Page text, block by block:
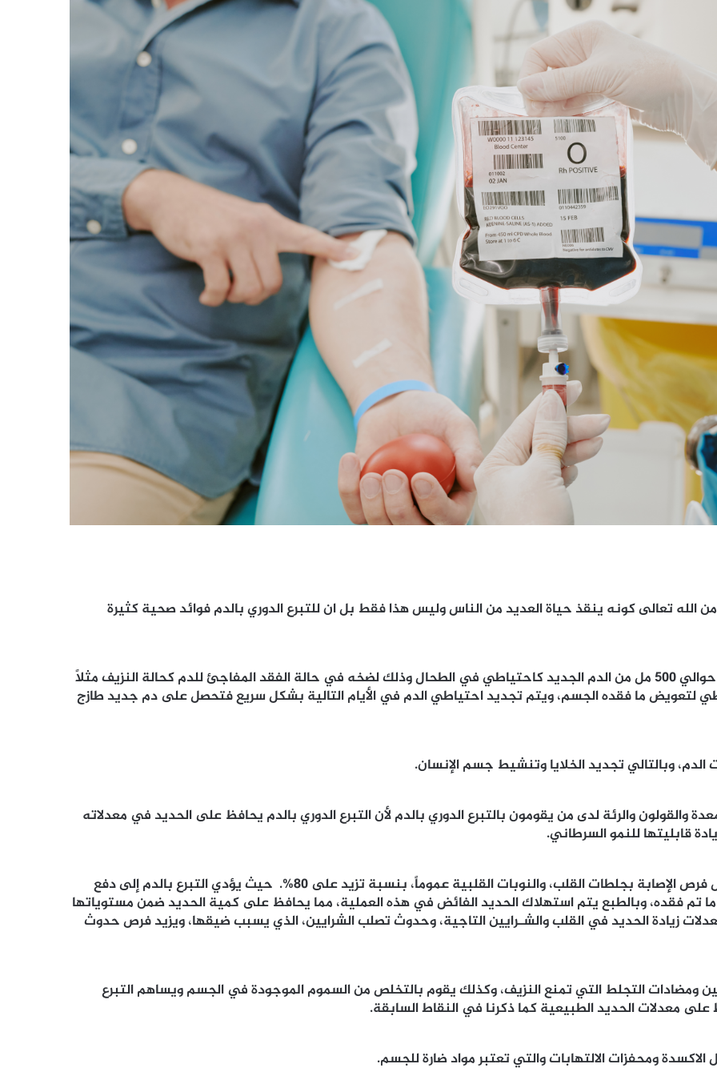
من الله تعالى كونه ينقذ حياة العديد من الناس وليس هذا فقط بل ان للتبرع الدوري بالدم فوائد صحية كثيرة
عمر كريات الدم الحمراء 120 يوماً فقط ويخزن الجسم حوالي 500 مل من الدم الجديد كاحتياطي في الطحال وذلك لضخه في حالة الفقد المفاجئ للدم كحالة النزيف مثلاً
لتعويض ما فقده الجسم، ويتم تجديد احتياطي الدم في الأيام التالية بشكل سريع فتحصل على دم جديد طازج
وبالتالي تجديد الخلايا وتنشيط جسم الإنسان.
والقولون والرئة لدى من يقومون بالتبرع الدوري بالدم لأن التبرع الدوري بالدم يحافظ على الحديد في معدلاته
قابليتها للنمو السرطاني.
أن التبرع بالدم لمرة واحدة في العام على الأقل، يقلل فرص الإصابة بجلطات القلب، والنوبات القلبية عموماً، بنسبة تزيد على 80%. حيث يؤدي التبرع بالدم إلى دفع
تم فقده، وبالطبع يتم استهلاك الحديد الفائض في هذه العملية، مما يحافظ على كمية الحديد ضمن مستوياتها
زيادة الحديد في القلب والشـرايين التاجية، وحدوث تصلب الشرايين، الذي يسبب ضيقها، ويزيد فرص حدوث
ومضادات التجلط التي تمنع النزيف، وكذلك يقوم بالتخلص من السموم الموجودة في الجسم ويساهم التبرع
معدلات الحديد الطبيعية كما ذكرنا في النقاط السابقة.
ومحفزات الالتهابات والتي تعتبر مواد ضارة للجسم.